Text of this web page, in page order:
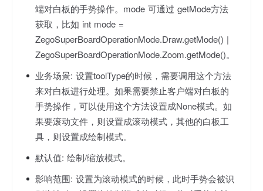
端对白板的手势操作。mode 可通过 getMode方法
获取，比如 int mode =
ZegoSuperBoardOperationMode.Draw.getMode() |
ZegoSuperBoardOperationMode.Zoom.getMode()。
业务场景: 设置toolType的时候，需要调用这个方法
来对白板进行处理。如果需要禁止客户端对白板的
手势操作，可以使用这个方法设置成None模式。如
果要滚动文件，则设置成滚动模式，其他的白板工
具，则设置成绘制模式。
默认值: 绘制/缩放模式。
影响范围: 设置为滚动模式的时候，此时手势会被识